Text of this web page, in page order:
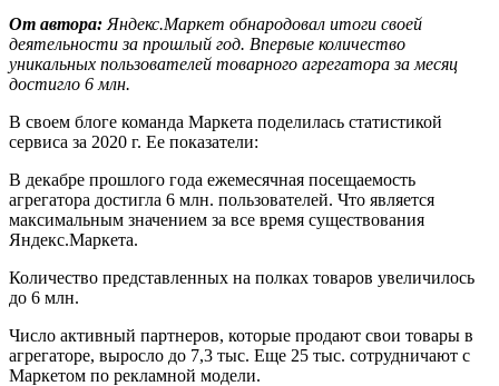
От автора: Яндекс.Маркет обнародовал итоги своей
деятельности за прошлый год. Впервые количество
уникальных пользователей товарного агрегатора за месяц
достигло 6 млн.
В своем блоге команда Маркета поделилась статистикой
сервиса за 2020 г. Ее показатели:
В декабре прошлого года ежемесячная посещаемость
агрегатора достигла 6 млн. пользователей. Что является
максимальным значением за все время существования
Яндекс.Маркета.
Количество представленных на полках товаров увеличилось
до 6 млн.
Число активный партнеров, которые продают свои товары в
агрегаторе, выросло до 7,3 тыс. Еще 25 тыс. сотрудничают с
Маркетом по рекламной модели.